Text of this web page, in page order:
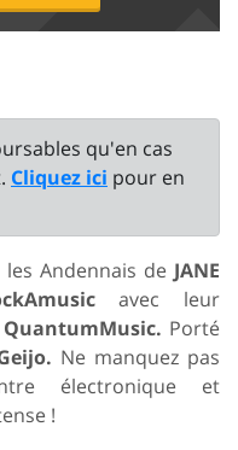
qu'en cas
Cliquez ici pour en
les Andennais de JANE
avec leur
Porté
Ne manquez pas
électronique et
!